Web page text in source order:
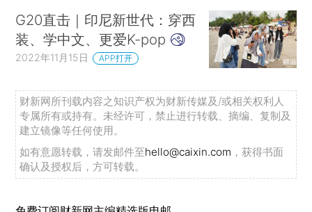
G20直击｜印尼新世代：穿西
装、学中文、更爱K-pop
2022年11月15日 APP打开
财新网所刊载内容之知识产权为财新传媒及/或相关权利人
专属所有或持有。未经许可，禁止进行转载、摘编、复制及
建立镜像等任何使用。
如有意愿转载，请发邮件至hello@caixin.com ，获得书面
确认及授权后，方可转载。